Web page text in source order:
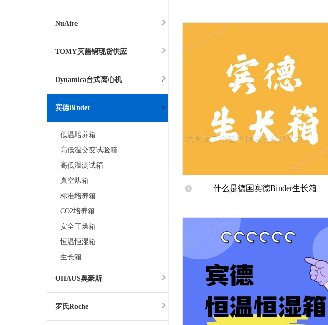
什么是德国宾德Binder生长箱
NuAire
TOMY灭菌锅现货供应
Dynamica台式离心机
宾德Binder
低温培养箱
高低温交变试验箱
高低温测试箱
真空烘箱
标准培养箱
CO2培养箱
安全干燥箱
恒温恒湿箱
生长箱
OHAUS奥豪斯
罗氏Roche